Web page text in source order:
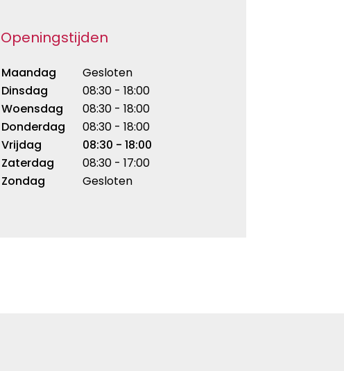
Openingstijden
Maandag
Gesloten
Dinsdag
08:30 - 18:00
Woensdag
08:30 - 18:00
Donderdag
08:30 - 18:00
Vrijdag
08:30 - 18:00
Zaterdag
08:30 - 17:00
Zondag
Gesloten